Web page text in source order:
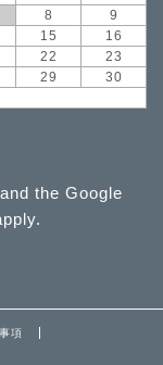
8
9
15
16
22
23
29
30
the Google
項